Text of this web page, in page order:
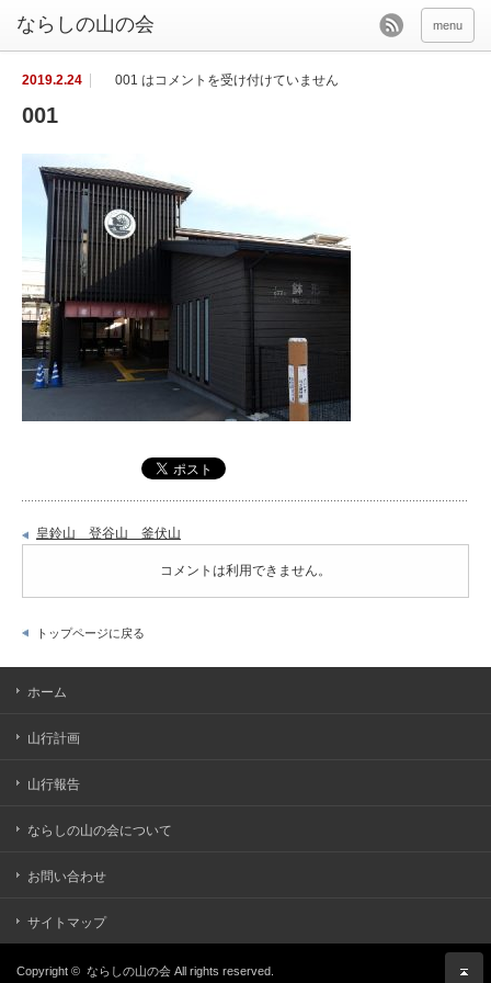
menu
2019.2.24 001 はコメントを受け付けていません
001
皇鈴山 登谷山 釜伏山
コメントは利用できません。
トップページに戻る
ホーム
山行計画
山行報告
ならしの山の会について
お問い合わせ
サイトマップ
Copyright © ならしの山の会 All rights reserved.